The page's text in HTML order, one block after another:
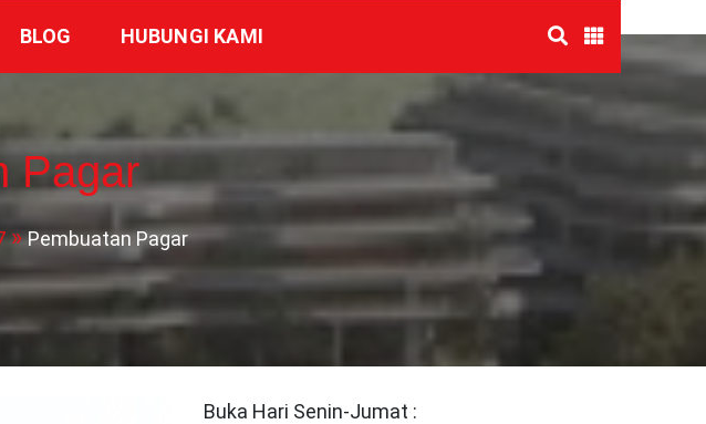
BLOG HUBUNGI KAMI
Pagar
Pembuatan Pagar
Buka Hari Senin-Jumat :